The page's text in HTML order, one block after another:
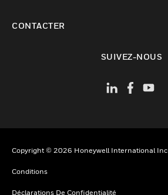
CONTACTER
SUIVEZ-NOUS
Copyright © 2026 Honeywell International Inc
Conditions
Déclarations De Confidentialité